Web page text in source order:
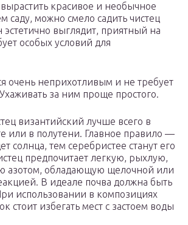
красивое и необычное
саду, можно смело садить чистец
выглядит, приятный на
особых условий для
очень неприхотливым и не требует
за ним проще простого.
византийский лучше всего в
или в полутени. Главное правило —
солнца, тем серебристее станут его
предпочитает легкую, рыхлую,
азотом, обладающую щелочной или
В идеале почва должна быть
использовании в композициях
стоит избегать мест с застоем воды